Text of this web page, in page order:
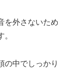
を外さないた
の中でしっか